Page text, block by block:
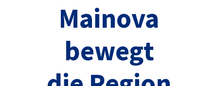
Mainova
bewegt